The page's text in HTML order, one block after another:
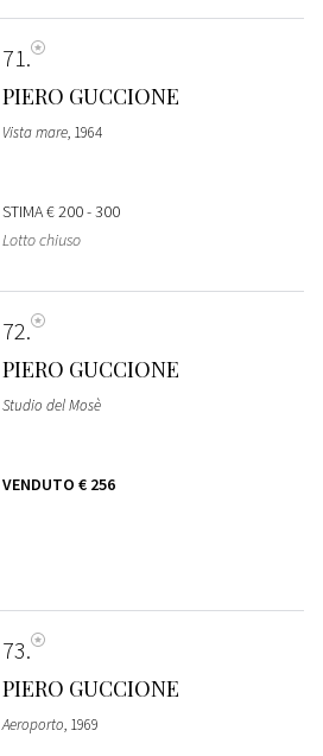
71
PIERO GUCCIONE
Vista mare, 1964
STIMA€ 200 - 300
Lotto chiuso
72
PIERO GUCCIONE
Studio del Mosè
VENDUTO € 256
73
PIERO GUCCIONE
Aeroporto, 1969